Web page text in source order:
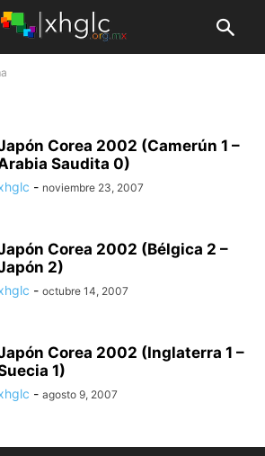
Corea 2002 (Camerún 1 –
Saudita 0)
- noviembre 23, 2007
Corea 2002 (Bélgica 2 –
2)
- octubre 14, 2007
Corea 2002 (Inglaterra 1 –
1)
- agosto 9, 2007